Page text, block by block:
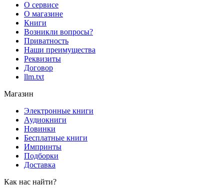
О сервисе
О магазине
Книги
Возникли вопросы?
Приватность
Наши преимущества
Реквизиты
Договор
llm.txt
Магазин
Электронные книги
Аудиокниги
Новинки
Бесплатные книги
Импринты
Подборки
Доставка
Как нас найти?